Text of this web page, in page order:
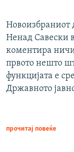
Новоизбраниот
Ненад Савески
коментира
првото нешто
функцијата е
Државното
прочитај повеќе